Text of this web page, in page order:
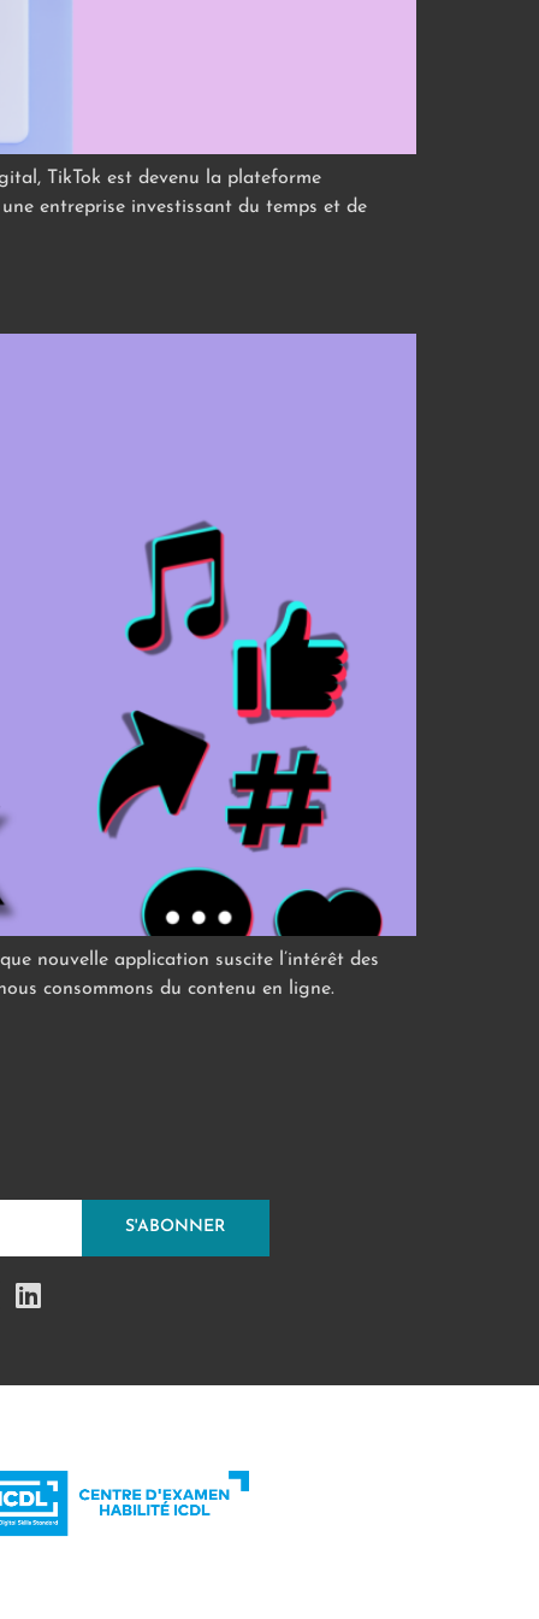
TikTok est devenu la plateforme
entreprise investissant du temps et de
nouvelle application suscite l’intérêt des
consommons du contenu en ligne.
S'ABONNER